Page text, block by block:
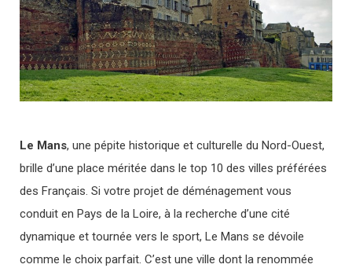
Le Mans, une pépite historique et culturelle du Nord-Ouest,
brille d’une place méritée dans le top 10 des villes préférées
des Français. Si votre projet de déménagement vous
conduit en Pays de la Loire, à la recherche d’une cité
dynamique et tournée vers le sport, Le Mans se dévoile
comme le choix parfait. C’est une ville dont la renommée